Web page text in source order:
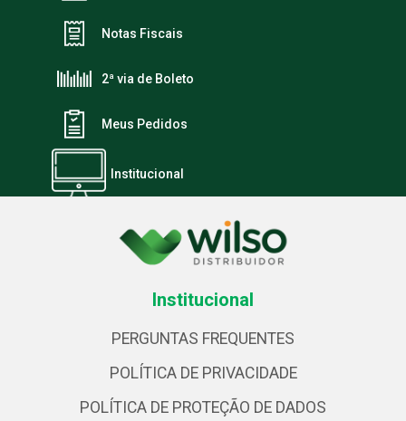
Notas Fiscais
2ª via de Boleto
Meus Pedidos
Institucional
Institucional
PERGUNTAS FREQUENTES
POLÍTICA DE PRIVACIDADE
POLÍTICA DE PROTEÇÃO DE DADOS